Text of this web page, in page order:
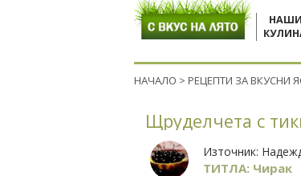
НАЧАЛО > РЕЦЕПТИ ЗА ВКУСНИ
Щруделчета с
Източник:
ТИТЛА: Чирак